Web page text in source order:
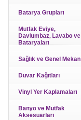
Batarya Grupları
Mutfak Eviye,
Davlumbaz, Lavabo ve
Bataryaları
Sağlık ve Genel Mekan
Duvar Kağıtları
Vinyl Yer Kaplamaları
Banyo ve Mutfak
Aksesuarları